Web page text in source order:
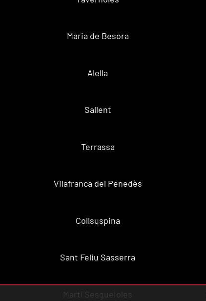
Maria de Besora
Alella
Sallent
Terrassa
Vilafranca del Penedès
Collsuspina
Sant Feliu Sasserra
Martí Sesgueioles